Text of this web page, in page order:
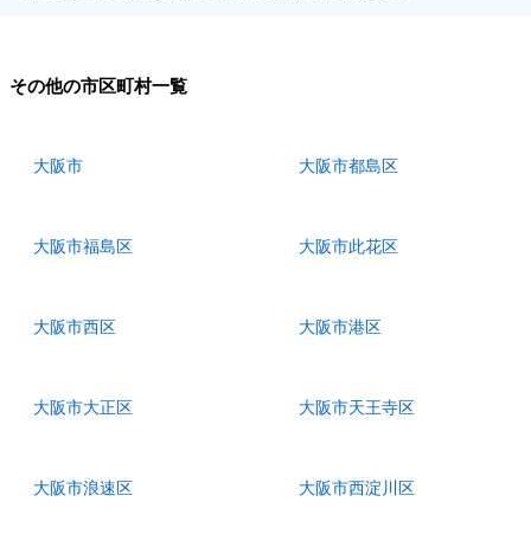
その他の市区町村一覧
大阪市 大阪市都島区
大阪市福島区 大阪市此花区
大阪市西区 大阪市港区
大阪市大正区 大阪市天王寺区
大阪市浪速区 大阪市西淀川区